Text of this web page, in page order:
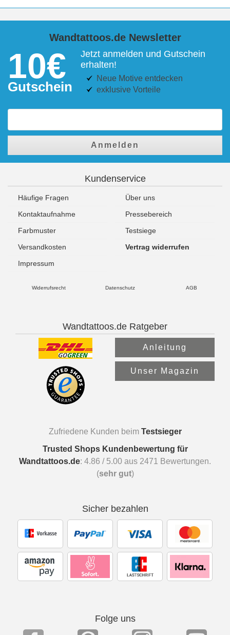
Wandtattoos.de Newsletter
10€
Gutschein
Jetzt anmelden und Gutschein
erhalten!
Neue Motive entdecken
exklusive Vorteile
Anmelden
Kundenservice
Häufige Fragen
Über uns
Kontaktaufnahme
Pressebereich
Farbmuster
Testsiege
Versandkosten
Vertrag widerrufen
Impressum
Widerrufsrecht Datenschutz AGB
Wandtattoos.de Ratgeber
Anleitung
Unser Magazin
Zufriedene Kunden beim Testsieger
Trusted Shops Kundenbewertung für
Wandtattoos.de: 4.86 / 5.00 aus 2471
Bewertungen.
(sehr gut)
Sicher bezahlen
Folge uns